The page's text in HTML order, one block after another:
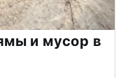
и мусор в